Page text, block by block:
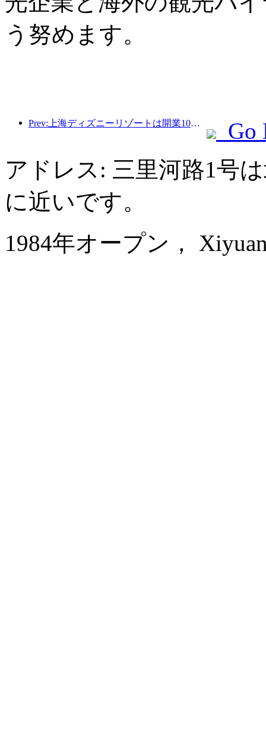
う努めます。
Prev:上海ディズニーリゾートは開業10周年を迎え、これまでに1億人以上の来場者数を記録した。
Go
アドレス: 三里河路1号
に近いです。
1984年オープン，